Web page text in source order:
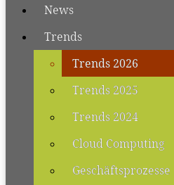
News
Trends
Trends 2026
Trends 2025
Trends 2024
Cloud Computing
Geschäftsprozesse